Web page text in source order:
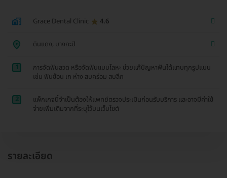
Grace Dental Clinic 4.6
ดินแดง, บางกะปิ
1
การจัดฟันลวด หรือจัดฟันแบบโลหะ ช่วยแก้ปัญหาฟันได้แทบทุกรูปแบบ
เช่น ฟันซ้อน เก ห่าง สบคร่อม สบลึก
2
แพ็กเกจนี้จำเป็นต้องให้แพทย์ตรวจประเมินก่อนรับบริการ และอาจมีค่าใช้
จ่ายเพิ่มเติมจากที่ระบุไว้บนเว็บไซต์
รายละเอียด